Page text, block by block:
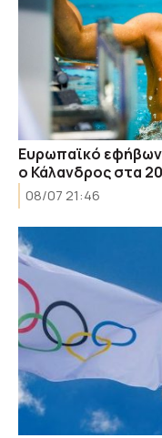
Ευρωπαϊκό
ο Κάλανδρος στα
08/07 21:46